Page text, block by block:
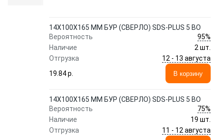
14Х100Х165 ММ БУР (СВЕРЛО) SDS-PLUS 5 BO
Вероятность
95%
Наличие
2 шт.
Отгрузка
12 - 13 августа
19.84 p.
В корзину
14Х100Х165 ММ БУР (СВЕРЛО) SDS-PLUS 5 BO
Вероятность
75%
Наличие
19 шт.
Отгрузка
11 - 12 августа